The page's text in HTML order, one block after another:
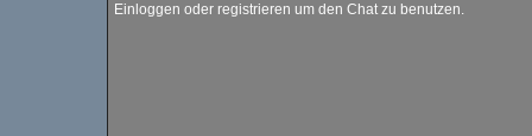
Einloggen oder registrieren um den Chat zu benutzen.